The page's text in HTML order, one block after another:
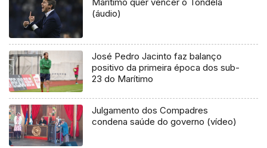
Marítimo quer vencer o Tondela
(áudio)
José Pedro Jacinto faz balanço
positivo da primeira época dos sub-
23 do Marítimo
Julgamento dos Compadres
condena saúde do governo (vídeo)